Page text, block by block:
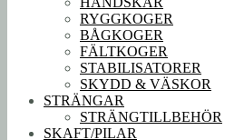
RYGGKOGER
BÅGKOGER
FÄLTKOGER
STABILISATORER
SKYDD & VÄSKOR
STRÄNGAR
STRÄNGTILLBEHÖR
SKAFT/PILAR